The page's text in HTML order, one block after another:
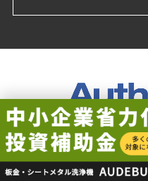
本社
〒252-0303
神奈川県相模原市南区相